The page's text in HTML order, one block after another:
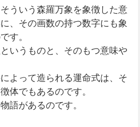
ういう森羅万象を象徴した意
、その画数の持つ数字にも象
す。
いうものと、そのもつ意味や
よって造られる運命式は、そ
体でもあるのです。
語があるのです。